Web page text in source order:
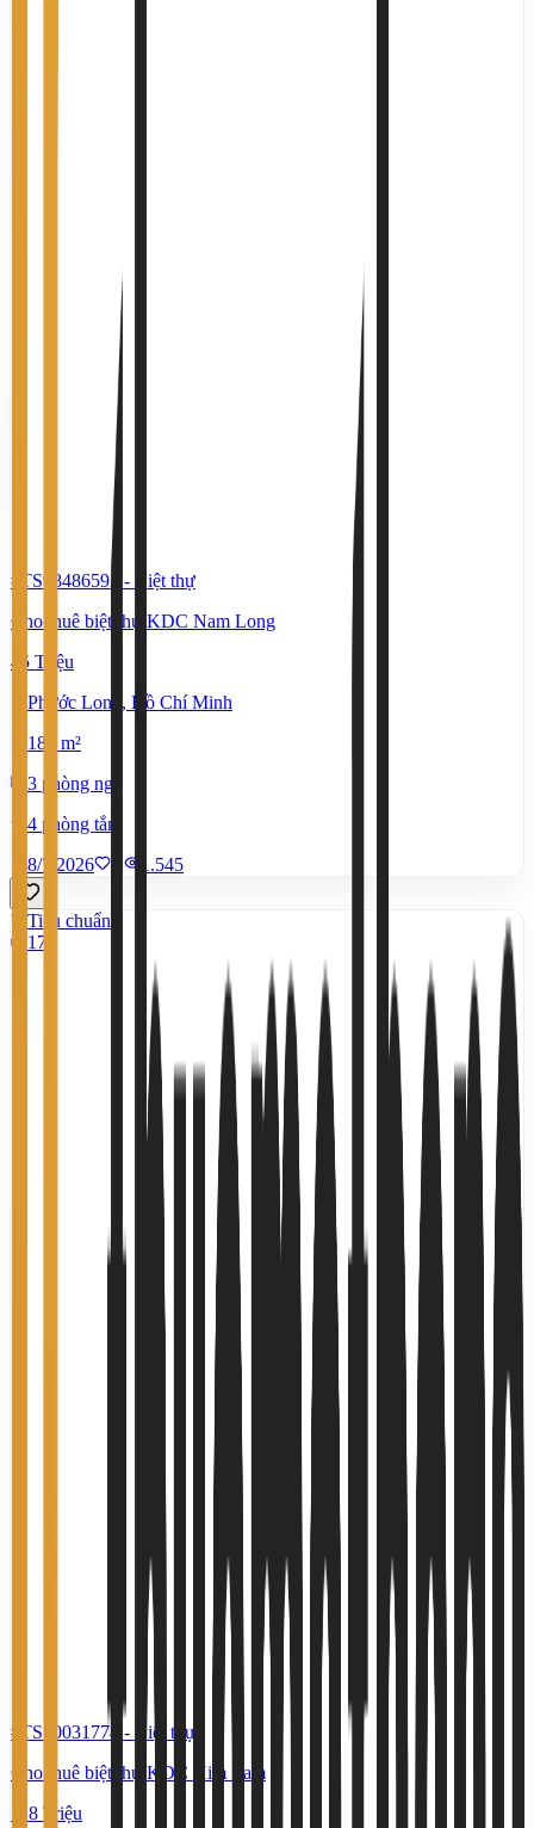
#TS98486592 -
Biệt thự
Cho thuê biệt thự KDC Nam Long
45 Triệu
Phước Long, Hồ Chí Minh
180 m²
3 phòng ngủ
4 phòng tắm
8/7/2026
1.545
Tiêu chuẩn
17
#TS50031774 -
Biệt thự
Cho thuê biệt thự KDC Him Lam
118 Triệu